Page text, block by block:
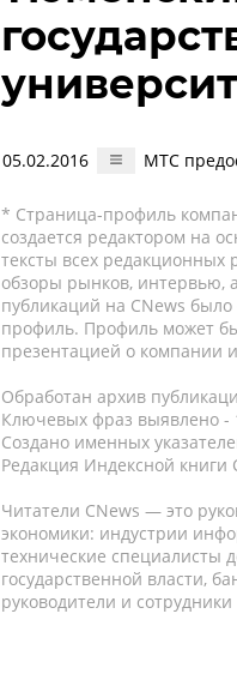
05.02.2016 МТС
* Страница-профиль
создается редактором на
тексты всех редакционных
обзоры рынков, интервью,
публикаций на CNews
профиль. Профиль может
презентацией о компании
Обработан архив
Ключевых фраз выявлено -
Создано именных
Редакция Индексной книги
Читатели CNews — это
экономики: индустрии
технические специалисты
государственной власти,
руководители и